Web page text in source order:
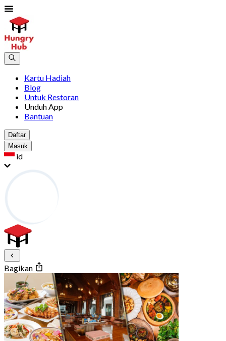
Kartu Hadiah
Blog
Untuk Restoran
Unduh App
Bantuan
Daftar
Masuk
id
Bagikan